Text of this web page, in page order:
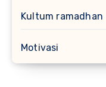
Kultum ramadhan
Motivasi